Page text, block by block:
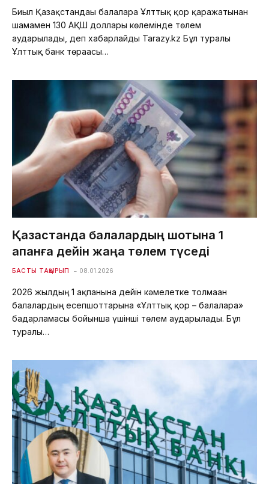
Биыл Қазақстандағы балаларға Ұлттық қор қаражатынан
шамамен 130 АҚШ доллары көлемінде төлем
аударылады, деп хабарлайды Tarazy.kz Бұл туралы
Ұлттық банк төрағасы…
Қазақстанда балалардың шотына 1
ақпанға дейін жаңа төлем түседі
БАСТЫ ТАҚЫРЫП 08.01.2026
2026 жылдың 1 ақпанына дейін кәмелетке толмаған
балалардың есепшоттарына «Ұлттық қор – балаларға»
бағдарламасы бойынша үшінші төлем аударылады. Бұл
туралы…